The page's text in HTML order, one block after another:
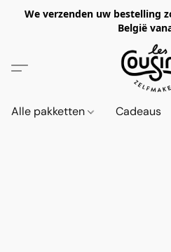
We verzenden uw bestelling
België
Alle pakketten Cadeaus